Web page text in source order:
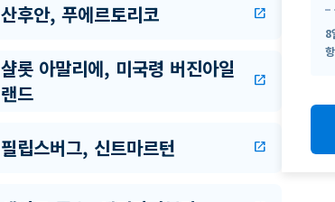
산후안, 푸에르토리코 open_in_new
샬롯 아말리에, 미국령 버진아일
랜드
open_in_new
필립스버그, 신트마르턴 open_in_new
8